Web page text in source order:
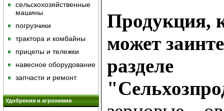
сельскохозяйственные
машины
погрузчики
трактора и комбайны
прицепы и тележки
навесное оборудование
запчасти и ремонт
Удобрения и агрохимия
Продукция,
может
разделе